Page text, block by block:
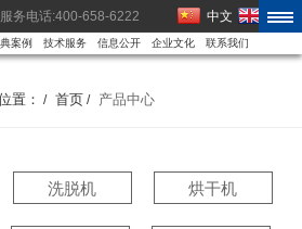
中文 EN
服务电话:400-658-6222
案例 技术服务 信息公开 企业文化 联系我们
置： / 首页 / 产品中心
洗脱机 烘干机